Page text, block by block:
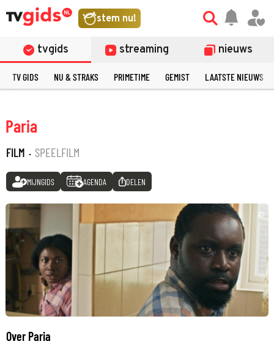
stem nu!
tvgids streaming nieuws
TV GIDS NU & STRAKS PRIMETIME GEMIST LAATSTE NIEUWS
Paria
FILM · SPEELFILM
MIJNGIDS AGENDA DELEN
©
Over Paria